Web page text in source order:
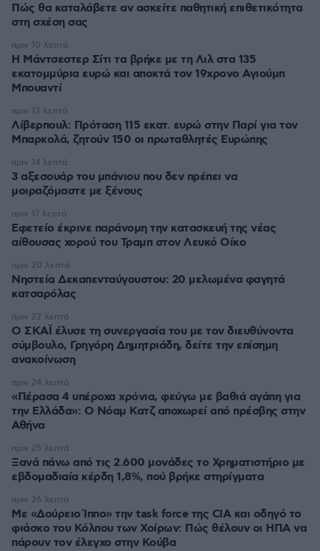
Πώς θα καταλάβετε αν ασκείτε παθητική επιθετικότητα
στη σχέση σας
Η Μάντσεστερ Σίτι τα βρήκε με τη Λιλ στα 135
εκατομμύρια ευρώ και αποκτά τον 19χρονο Αγιούμπ
Μπουαντί
πριν 10 λεπτά
Λίβερπουλ: Πρόταση 115 εκατ. ευρώ στην Παρί για τον
Μπαρκολά, ζητούν 150 οι πρωταθλητές Ευρώπης
πριν 13 λεπτά
3 αξεσουάρ του μπάνιου που δεν πρέπει να
μοιραζόμαστε με ξένους
πριν 14 λεπτά
Εφετείο έκρινε παράνομη την κατασκευή της νέας
αίθουσας χορού του Τραμπ στον Λευκό Οίκο
πριν 17 λεπτά
Νηστεία Δεκαπενταύγουστου: 20 μελωμένα φαγητά
κατσαρόλας
πριν 20 λεπτά
Ο ΣΚΑΪ έλυσε τη συνεργασία του με τον διευθύνοντα
σύμβουλο, Γρηγόρη Δημητριάδη, δείτε την επίσημη
ανακοίνωση
πριν 22 λεπτά
«Πέρασα 4 υπέροχα χρόνια, φεύγω με βαθιά αγάπη για
την Ελλάδα»: Ο Νόαμ Κατζ αποχωρεί από πρέσβης στην
Αθήνα
πριν 24 λεπτά
Ξανά πάνω από τις 2.600 μονάδες το Χρηματιστήριο με
εβδομαδιαία κέρδη 1,8%, πού βρήκε στηρίγματα
πριν 25 λεπτά
Με «Δούρειο Ίππο» την task force της CIA και οδηγό το
φιάσκο του Κόλπου των Χοίρων: Πώς θέλουν οι ΗΠΑ να
πάρουν τον έλεγχο στην Κούβα
πριν 26 λεπτά